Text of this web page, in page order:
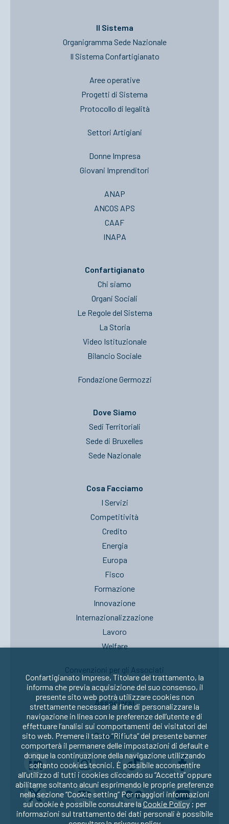
Il Sistema
Organigramma Sede Nazionale
Il Sistema Confartigianato
Aree operative
Progetti di Sistema
Protocollo di legalità
Settori Artigiani
Donne Impresa
Giovani Imprenditori
ANAP
ANCOS APS
CAAF
INAPA
Confartigianato
Chi siamo
Organi Sociali
Le Regole del Sistema
La Storia
Video Istituzionale
Bilancio Sociale
Fondazione Germozzi
Dove Siamo
Sedi Territoriali
Sede di Bruxelles
Sede Nazionale
Cosa Facciamo
I Servizi
Competitività
Credito
Energia
Europa
Fisco
Formazione
Innovazione
Internazionalizzazione
Lavoro
Welfare
Convenzioni per gli Associati
Associarsi
Seguici su:
Confartigianato Imprese, Titolare del trattamento, la
informa che previa acquisizione del suo consenso, il
presente sito web potrà utilizzare cookies non
strettamente necessari al fine di personalizzare la
navigazione in linea con le preferenze dell’utente e di
effettuare l’analisi sui comportamenti dei visitatori del
sito web. Premere il tasto “Rifiuta” del presente banner
comporterà il permanere delle impostazioni di default e
dunque la continuazione della navigazione utilizzando
soltanto cookies tecnici. È possibile acconsentire
all’utilizzo di tutti i cookies cliccando su “Accetta” oppure
abilitarne soltanto alcuni esprimendo le proprie preferenze
nella sezione “Cookie setting” Per maggiori informazioni
sui cookie è possibile consultare la Cookie Policy; per
informazioni sul trattamento dei dati personali è possibile